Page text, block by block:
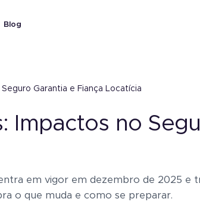
Blog
recursos.
Garantia e Fiança Locatícia
Impactos no
em vigor em dezembro de 2025 e
o que muda e como se preparar.